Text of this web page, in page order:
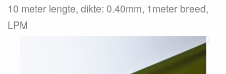
10 meter lengte, dikte: 0.40mm, 1meter breed,
LPM